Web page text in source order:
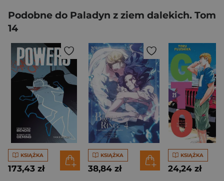
Podobne do Paladyn z ziem dalekich. Tom
14
KSIĄŻKA
173,43 zł
KSIĄŻKA
38,84 zł
KSIĄŻKA
24,24 zł